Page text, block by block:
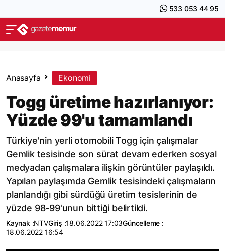
533 053 44 95
Anasayfa Ekonomi
Togg üretime hazırlanıyor:
Yüzde 99'u tamamlandı
Türkiye'nin yerli otomobili Togg için çalışmalar
Gemlik tesisinde son sürat devam ederken sosyal
medyadan çalışmalara ilişkin görüntüler paylaşıldı.
Yapılan paylaşımda Gemlik tesisindeki çalışmaların
planlandığı gibi sürdüğü üretim tesislerinin de
yüzde 98-99'unun bittiği belirtildi.
Kaynak :NTVGiriş :18.06.2022 17:03Güncelleme :
18.06.2022 16:54